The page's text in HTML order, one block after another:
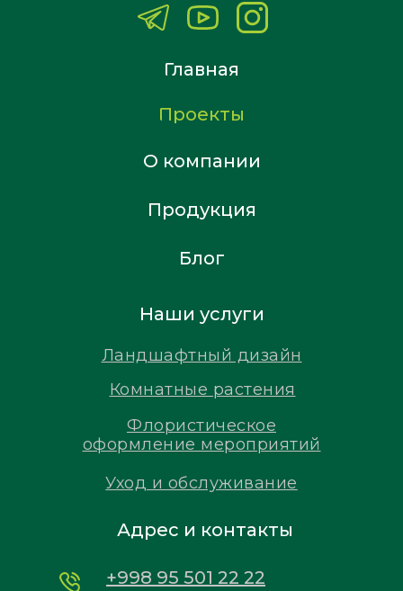
Адрес и контакты
Уход и обслуживание
Флористическое
оформление мероприятий
Комнатные растения
Наши услуги
Продукция
Блог
О компании
Главная
Проекты
Ландшафтный дизайн
+998 95 501 22 22